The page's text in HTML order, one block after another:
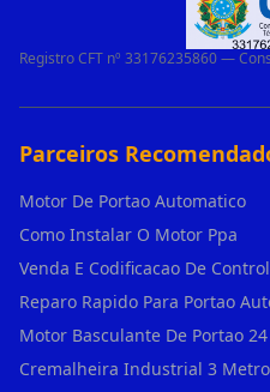
Registro CFT nº 33176235860 —
Parceiros
Motor De Portao Automatico
Como Instalar O Motor Ppa
Motor Basculante De Portao